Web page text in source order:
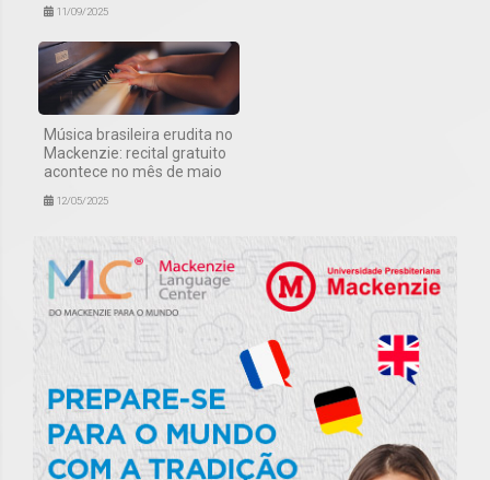
11/09/2025
Música brasileira erudita no
Mackenzie: recital gratuito
acontece no mês de maio
12/05/2025